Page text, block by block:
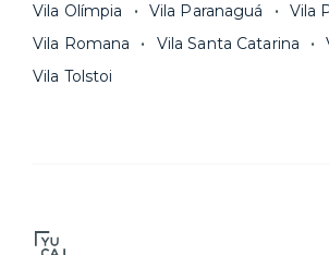
Vila Olímpia
Vila Paranaguá
Vila
Vila Romana
Vila Santa Catarina
Vila Tolstoi